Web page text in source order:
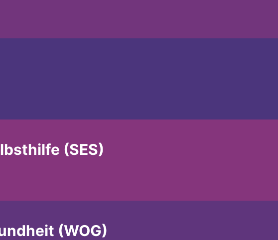
(SES)
(WOG)